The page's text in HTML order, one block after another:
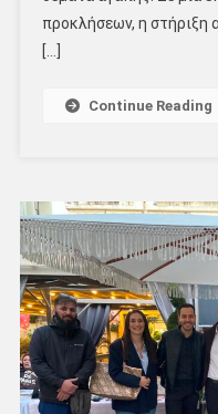
προκλήσεων, η στήριξη
[…]
Continue Reading